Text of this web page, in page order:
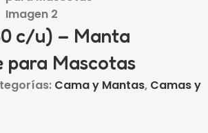
c/u) – Manta
para Mascotas
Cama y Mantas, Camas y